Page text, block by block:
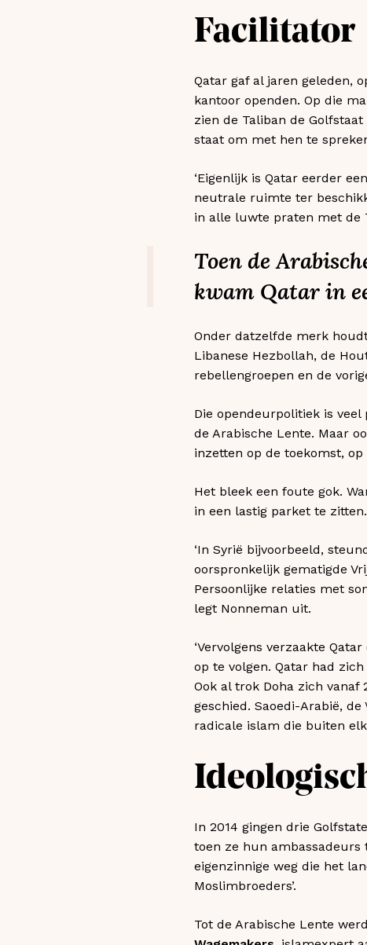
Facilitator
Qatar gaf al jaren geleden,
kantoor openden. Op die
zien de Taliban de
staat om met hen te
‘Eigenlijk is Qatar eerder
neutrale ruimte ter
in alle luwte praten met de
Toen de
kwam Qatar in
Onder datzelfde merk
Libanese Hezbollah, de
rebellengroepen en de
Die opendeurpolitiek is
de Arabische Lente. Maar
inzetten op de toekomst, op
Het bleek een foute gok.
in een lastig parket te zitten.
‘In Syrië bijvoorbeeld,
oorspronkelijk gematigde
Persoonlijke relaties met
legt Nonneman uit.
‘Vervolgens verzaakte
op te volgen. Qatar had
Ook al trok Doha zich
geschied. Saoedi-Arabië,
radicale islam die buiten
In 2014 gingen drie
toen ze hun ambassadeurs
eigenzinnige weg die het
Moslimbroeders’.
Tot de Arabische Lente